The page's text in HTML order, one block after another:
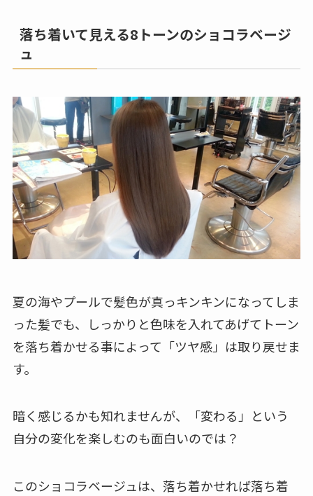
落ち着いて見える8トーンのショコラベージ
ュ
夏の海やプールで髪色が真っキンキンになってしま
った髪でも、しっかりと色味を入れてあげてトーン
を落ち着かせる事によって「ツヤ感」は取り戻せま
す。
暗く感じるかも知れませんが、「変わる」という
自分の変化を楽しむのも面白いのでは？
このショコラベージュは、落ち着かせれば落ち着